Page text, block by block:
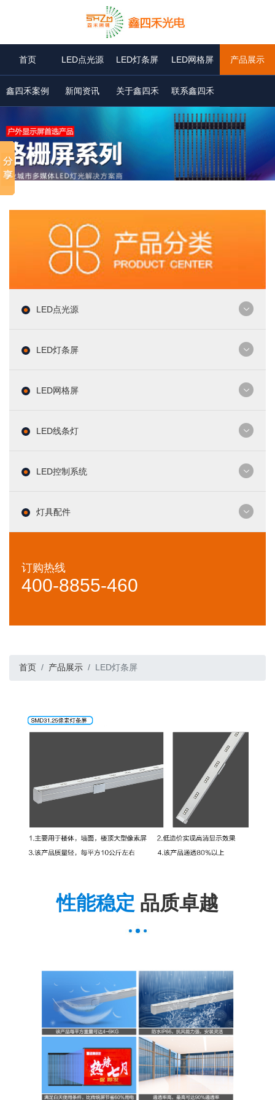
首页 LED点光源 LED灯条屏 LED网格屏 产品展示
鑫四禾案例 新闻资讯 关于鑫四禾 联系鑫四禾
LED点光源
LED灯条屏
LED网格屏
LED线条灯
LED控制系统
灯具配件
订购热线
400-8855-460
首页 产品展示 LED灯条屏
性能稳定 品质卓越